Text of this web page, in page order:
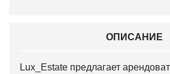
ОПИСАНИЕ
Lux_Estate предлагает